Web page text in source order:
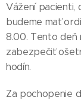
Vážení pacienti,
budeme mať
8.00. Tento deň
zabezpečiť
hodín.
Za pochopenie